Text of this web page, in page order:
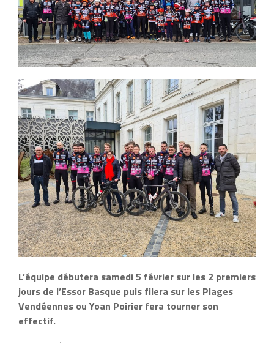
L’équipe débutera samedi 5 février sur les 2 premiers
jours de l’Essor Basque puis filera sur les Plages
Vendéennes ou Yoan Poirier fera tourner son
effectif.